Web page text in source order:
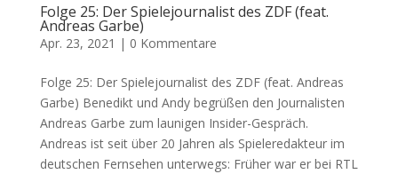
Folge 25: Der Spielejournalist des ZDF (feat.
Andreas Garbe)
Apr. 23, 2021 | 0 Kommentare
Folge 25: Der Spielejournalist des ZDF (feat. Andreas
Garbe) Benedikt und Andy begrüßen den Journalisten
Andreas Garbe zum launigen Insider-Gespräch.
Andreas ist seit über 20 Jahren als Spieleredakteur im
deutschen Fernsehen unterwegs: Früher war er bei RTL